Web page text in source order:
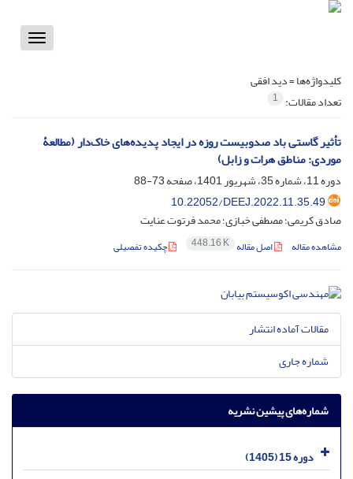
Toggle
کلیدواژه‌ها =دید افقی
تعداد مقالات: 1
تأثیر گاستی باد صدوبیست روزه در ایجاد پدیده‌های خاک‌دار (مطالعۀ
موردی: مناطق هرات و زابل)
دوره 11، شماره 35، شهریور 1401، صفحه
73-88
10.22052/DEEJ.2022.11.35.49
صادق کریمی؛ مصطفی خبازی؛ محمد فرتوت عنایت
مشاهده مقاله اصل مقاله 448.16 K چکیده تفصیلی
مقالات آماده انتشار
شماره جاری
شماره‌های پیشین نشریه
دوره 15 (1405)